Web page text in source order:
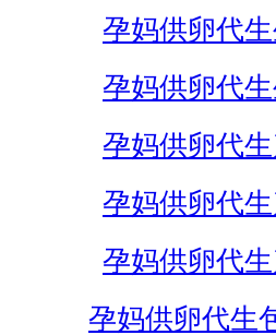
孕妈供卵代
孕妈供卵代
孕妈供卵代
孕妈供卵代
孕妈供卵代
孕妈供卵代生